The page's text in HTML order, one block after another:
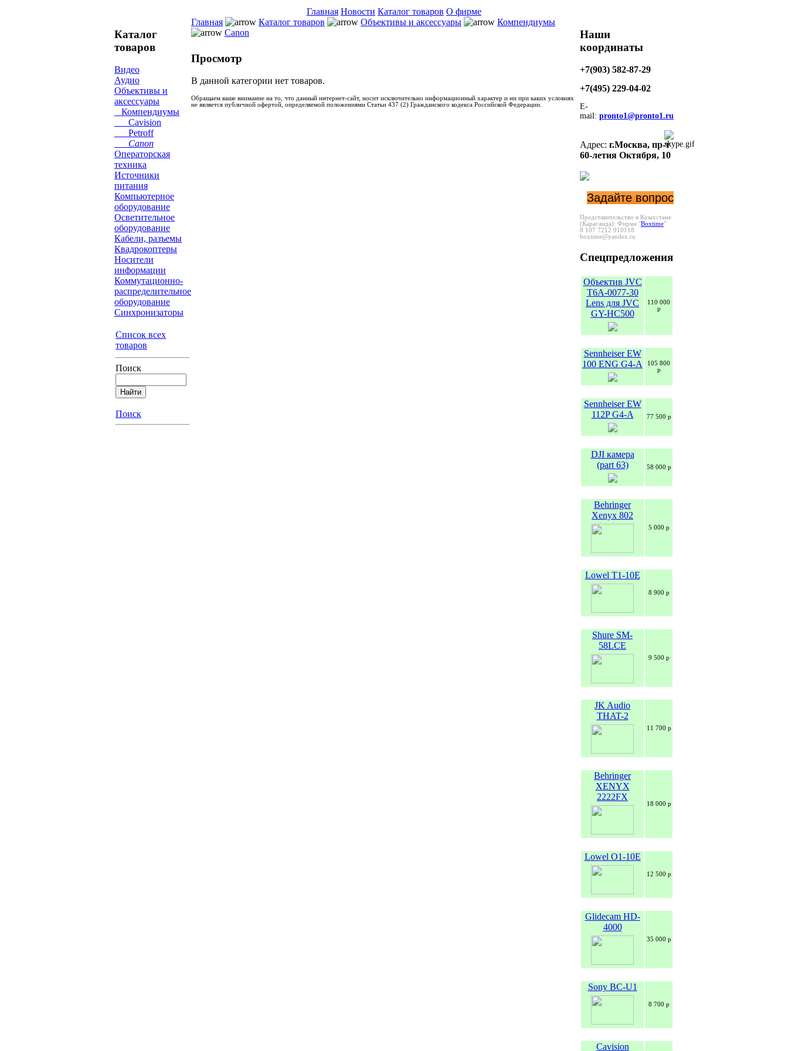
Главная Новости Каталог товаров О фирме
Каталог
товаров
Видео
Аудио
Объективы и
аксессуары
Компендиумы
Cavision
Petroff
Canon
Операторская
техника
Источники
питания
Компьютерное
оборудование
Осветительное
оборудование
Кабели, разъемы
Квадрокоптеры
Носители
информации
Коммутационно-
распределительное
оборудование
Синхронизаторы
Список всех
товаров
Поиск
Поиск
Главная Каталог товаров Объективы и аксессуары
Компендиумы
Canon
Просмотр
В данной категории нет товаров.
Обращаем ваше внимание на то, что данный интернет-сайт, носит исключительно информационный характер и ни при каких условиях
не является публичной офертой, определяемой положениями Статьи 437 (2) Гражданского кодекса Российской Федерации.
Наши
координаты
+7(903) 582-87-29
+7(495) 229-04-02
E-
mail: pronto1@pronto1.ru
Адрес: г.Москва, пр-т
60-летия Октября, 10
Задайте вопрос
Представительство в Казахстане
(Караганда): Фирма "Boxtime"
8 107 7212 910118
boxtime@yandex.ru
Спецпредложения
Объектив JVC
T6A-0077-30
Lens для JVC
GY-HC500
110 000
р
Sennheiser EW
100 ENG G4-A
105 800
р
Sennheiser EW
112P G4-A
77 500 р
DJI камера
(part 63)
58 000 р
Behringer
Xenyx 802
5 000 р
Lowel T1-10E
8 900 р
Shure SM-
58LCE
9 500 р
JK Audio
THAT-2
11 700 р
Behringer
XENYX
2222FX
18 000 р
Lowel O1-10E
12 500 р
Glidecam HD-
4000
35 000 р
Sony BC-U1
8 700 р
Cavision